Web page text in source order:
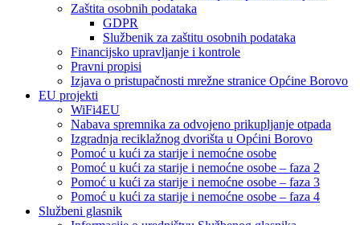
Zaštita osobnih podataka
GDPR
Službenik za zaštitu osobnih podataka
Financijsko upravljanje i kontrole
Pravni propisi
Izjava o pristupačnosti mrežne stranice Općine Borovo
EU projekti
WiFi4EU
Nabava spremnika za odvojeno prikupljanje otpada
Izgradnja reciklažnog dvorišta u Općini Borovo
Pomoć u kući za starije i nemoćne osobe
Pomoć u kući za starije i nemoćne osobe – faza 2
Pomoć u kući za starije i nemoćne osobe – faza 3
Pomoć u kući za starije i nemoćne osobe – faza 4
Službeni glasnik